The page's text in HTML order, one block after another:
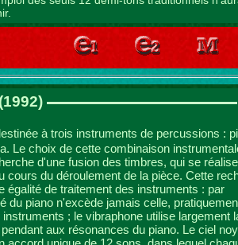
(1992)
à trois instruments de percussions :
Le choix de cette combinaison
d'une fusion des timbres, qui se
cours du déroulement de la pièce. Cette
égalité de traitement des instruments : par
du piano n'excède jamais celle,
; le vibraphone utilise largement
aux résonances du piano. Le ciel